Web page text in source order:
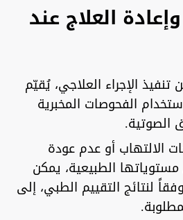
العلاج عند
الإجراء العلاجي، يُقيّم
الفحوصات المخبرية
الصوتية.
الالتهاب أو عدم عودة
الطبيعية، يمكن
لنتائج التقييم الطبي، إلى